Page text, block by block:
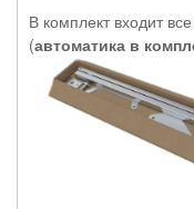
В комплект входит
(автоматика в